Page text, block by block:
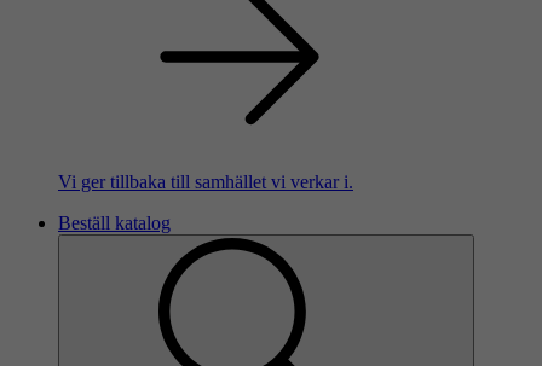
Vi ger tillbaka till samhället vi verkar i.
Beställ katalog